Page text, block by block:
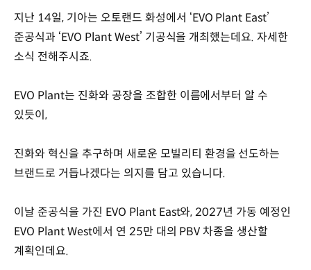
지난 14일, 기아는 오토랜드 화성에서 ‘EVO Plant East’
준공식과 ‘EVO Plant West’ 기공식을 개최했는데요. 자세한
소식 전해주시죠.
EVO Plant는 진화와 공장을 조합한 이름에서부터 알 수
있듯이,
진화와 혁신을 추구하며 새로운 모빌리티 환경을 선도하는
브랜드로 거듭나겠다는 의지를 담고 있습니다.
이날 준공식을 가진 EVO Plant East와, 2027년 가동 예정인
EVO Plant West에서 연 25만 대의 PBV 차종을 생산할
계획인데요.